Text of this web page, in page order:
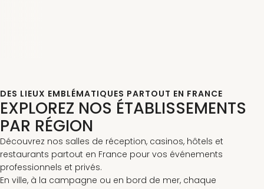
DES LIEUX EMBLÉMATIQUES PARTOUT EN FRANCE
EXPLOREZ NOS ÉTABLISSEMENTS
PAR RÉGION
Découvrez nos salles de réception, casinos, hôtels et
restaurants partout en France pour vos événements
professionnels et privés.
En ville, à la campagne ou en bord de mer, chaque